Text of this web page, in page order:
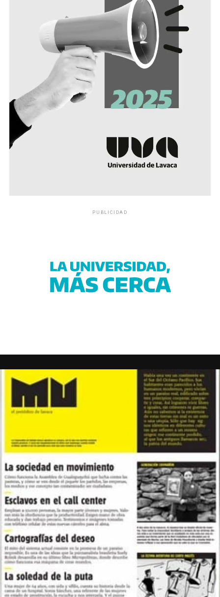
PUBLICIDAD